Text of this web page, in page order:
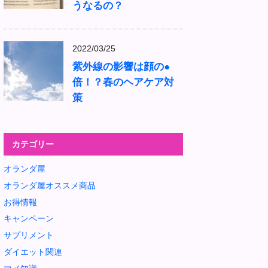
うなるの？
2022/03/25
紫外線の影響は顔の●
倍！？春のヘアケア対
策
カテゴリー
オランダ屋
オランダ屋オススメ商品
お得情報
キャンペーン
サプリメント
ダイエット関連